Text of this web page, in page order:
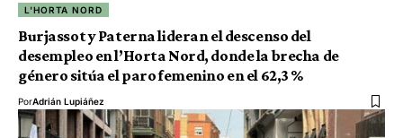
L'HORTA NORD
Burjassot y Paterna lideran el descenso del
desempleo en l’Horta Nord, donde la brecha de
género sitúa el paro femenino en el 62,3 %
PorAdrián Lupiáñez